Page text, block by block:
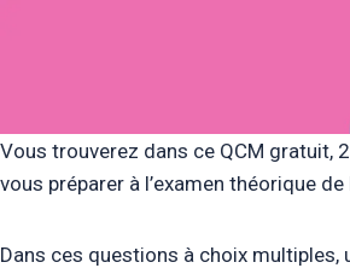
Vous trouverez dans ce QCM gratuit,
vous préparer à l’examen théorique de
Dans ces questions à choix multiples,